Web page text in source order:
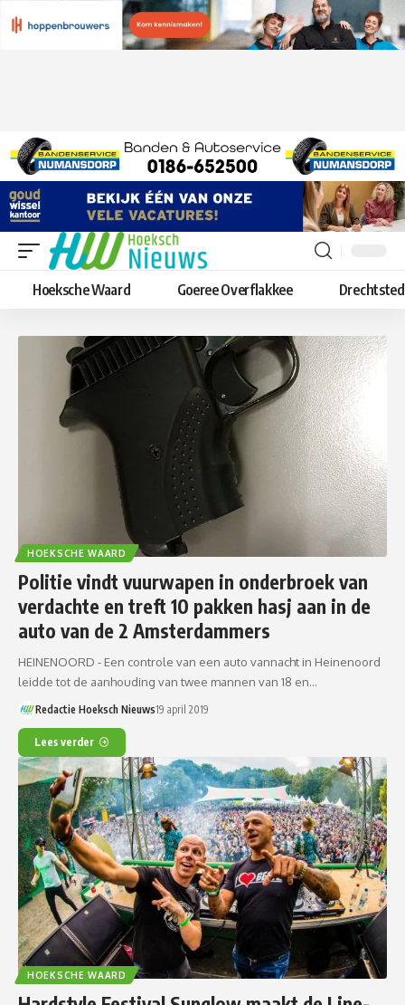
Hoeksche Waard Goeree Overflakkee
HOEKSCHE WAARD
Politie vindt vuurwapen in onderbroek van
verdachte en treft 10 pakken hasj aan in de
auto van de 2 Amsterdammers
HEINENOORD - Een controle van een auto vannacht in Heinenoord
leidde tot de aanhouding van twee mannen van 18 en…
Redactie Hoeksch Nieuws19 april 2019
Lees verder
HOEKSCHE WAARD